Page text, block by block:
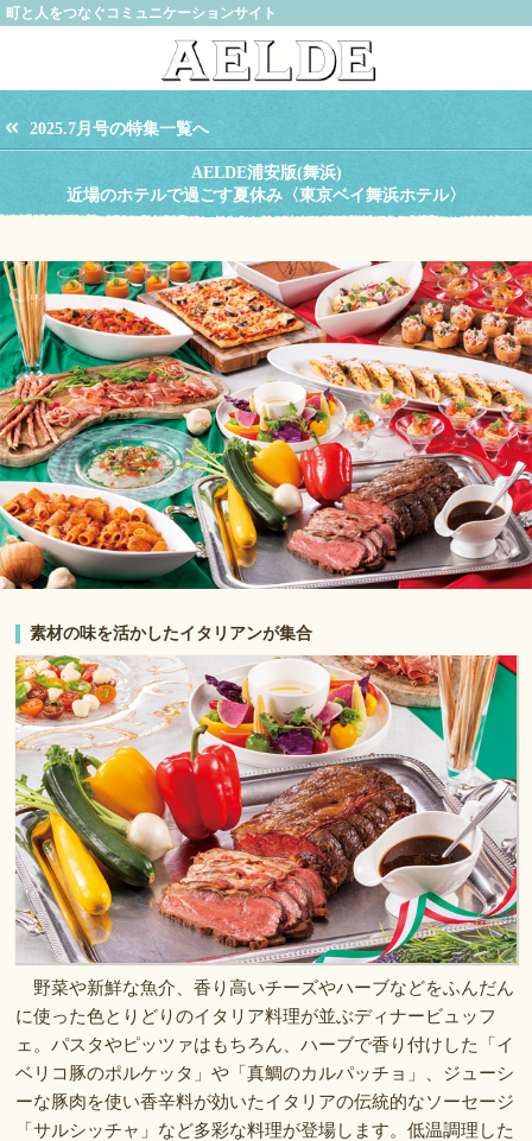
町と人をつなぐコミュニケーションサイト
2025.7月号の特集一覧へ
AELDE浦安版(舞浜)
近場のホテルで過ごす夏休み〈東京ベイ舞浜ホテル〉
素材の味を活かしたイタリアンが集合
野菜や新鮮な魚介、香り高いチーズやハーブなどをふんだん
に使った色とりどりのイタリア料理が並ぶディナービュッフ
ェ。パスタやピッツァはもちろん、ハーブで香り付けした「イ
ベリコ豚のポルケッタ」や「真鯛のカルパッチョ」、ジューシ
ーな豚肉を使い香辛料が効いたイタリアの伝統的なソーセージ
「サルシッチャ」など多彩な料理が登場します。低温調理した